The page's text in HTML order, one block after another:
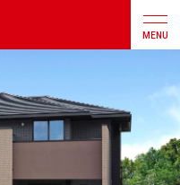
お問合せ
MENU